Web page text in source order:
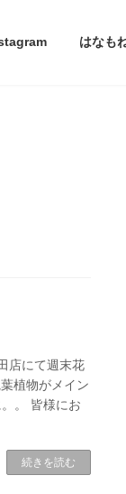
はなも
店にて週末花
植物がメイン
。 皆様にお
続きを読む